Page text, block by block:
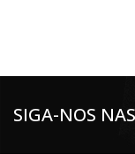
SIGA-NOS